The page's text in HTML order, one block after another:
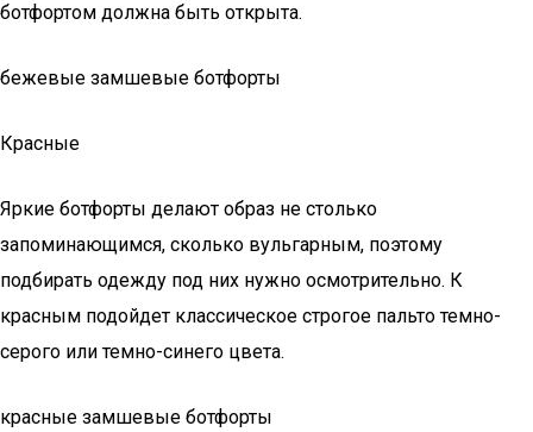
ботфортом должна быть открыта.
бежевые замшевые ботфорты
Красные
Яркие ботфорты делают образ не столько
запоминающимся, сколько вульгарным, поэтому
подбирать одежду под них нужно осмотрительно. К
красным подойдет классическое строгое пальто темно-
серого или темно-синего цвета.
красные замшевые ботфорты